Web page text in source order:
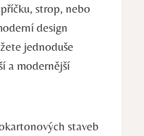
strop, nebo
design
jednoduše
a modernější
staveb